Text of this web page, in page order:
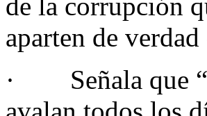
aparten de
· Señala que